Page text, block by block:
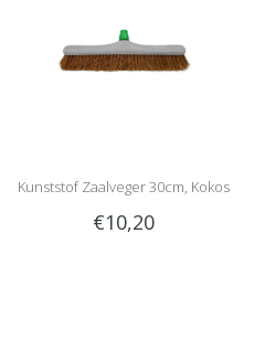
Kunststof Zaalveger 30cm, Kokos
€10,20